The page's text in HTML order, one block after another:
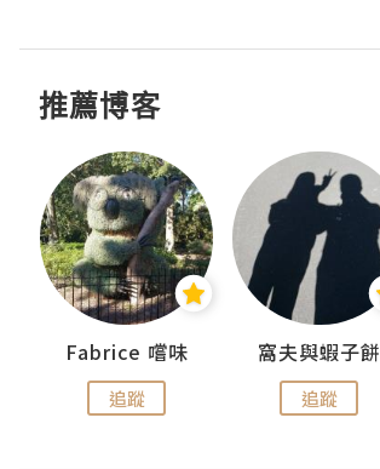
推薦博客
Fabrice 嚐味
追蹤
窩夫與蝦子餅
追蹤